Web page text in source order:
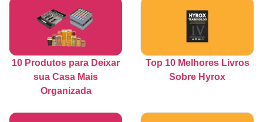
10 Produtos para Deixar
sua Casa Mais
Organizada
Top 10 Melhores Livros
Sobre Hyrox